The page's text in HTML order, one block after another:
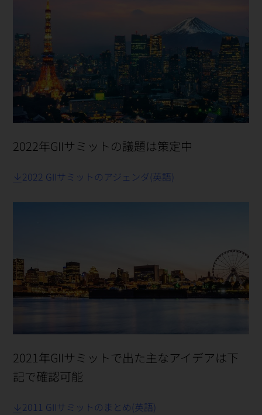
2022年GIIサミットの議題は策定中
2022 GIIサミットのアジェンダ(英語)
2021年GIIサミットで出た主なアイデアは下
記で確認可能
2011 GIIサミットのまとめ(英語)